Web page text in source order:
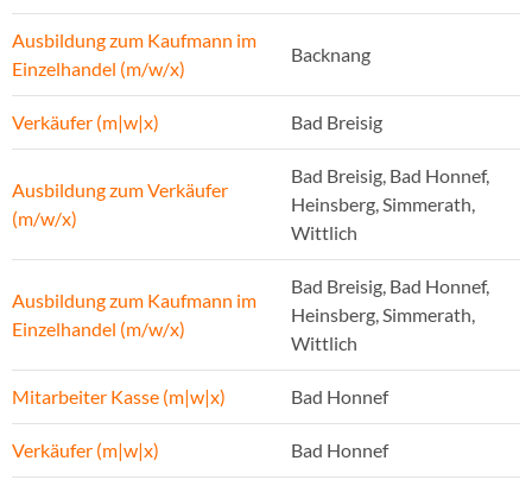
Ausbildung zum Kaufmann im
Einzelhandel (m/w/x)
Backnang
Verkäufer (m|w|x) Bad Breisig
Ausbildung zum Verkäufer
(m/w/x)
Bad Breisig, Bad Honnef,
Heinsberg, Simmerath,
Wittlich
Ausbildung zum Kaufmann im
Einzelhandel (m/w/x)
Bad Breisig, Bad Honnef,
Heinsberg, Simmerath,
Wittlich
Mitarbeiter Kasse (m|w|x) Bad Honnef
Verkäufer (m|w|x) Bad Honnef